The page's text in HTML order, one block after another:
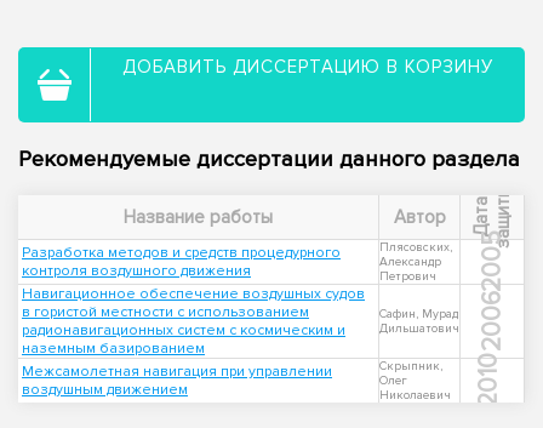
ДОБАВИТЬ ДИССЕРТАЦИЮ В КОРЗИНУ
Рекомендуемые диссертации данного раздела
Название работы Автор Д
а
т
а
з
а
щ
и
ты
Разработка методов и средств процедурного
контроля воздушного движения
Плясовских,
Александр
Петрович
2005
Навигационное обеспечение воздушных судов
в гористой местности с использованием
радионавигационных систем с космическим и
наземным базированием
Сафин, Мурад
Дильшатович
2006
Межсамолетная навигация при управлении
воздушным движением
Скрыпник,
Олег
Николаевич
2010